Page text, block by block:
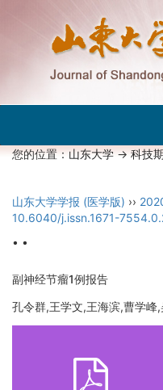
您的位置：山东大学->科技
山东大学学报 (医学版) ››
10.6040/j.issn.1671-
• •
副神经节瘤1例报告
孔令群,王学文,王海滨,曹学